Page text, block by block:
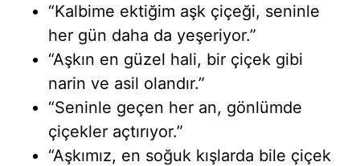
“Kalbime ektiğim aşk çiçeği, seninle
her gün daha da yeşeriyor.”
“Aşkın en güzel hali, bir çiçek gibi
narin ve asil olandır.”
“Seninle geçen her an, gönlümde
çiçekler açtırıyor.”
“Aşkımız, en soğuk kışlarda bile çiçek